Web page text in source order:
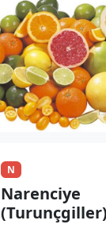
N
Narenciye
(Turunçgiller)